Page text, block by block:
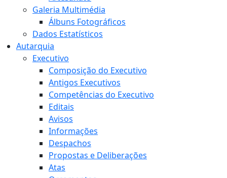
Galeria Multimédia
Álbuns Fotográficos
Dados Estatísticos
Autarquia
Executivo
Composição do Executivo
Antigos Executivos
Competências do Executivo
Editais
Avisos
Informações
Despachos
Propostas e Deliberações
Atas